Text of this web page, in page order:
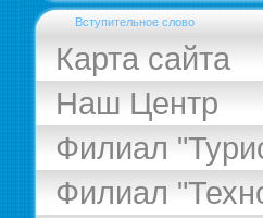
Вступительное слово
Карта сайта
Наш Центр
Филиал
Филиал